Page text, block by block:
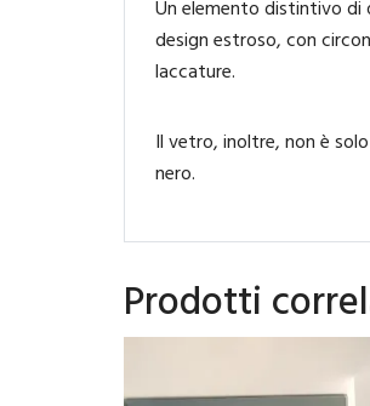
Un elemento distintivo di
design estroso, con
laccature.
Il vetro, inoltre, non è
nero.
Prodotti